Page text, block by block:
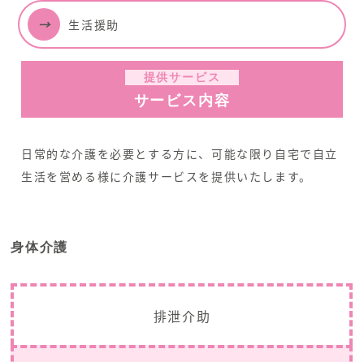
生活援助
提供サービス
サービス内容
日常的な介護を必要とする方に、可能な限り自宅で自立
生活を営める様に介護サービスを提供いたします。
身体介護
排泄介助